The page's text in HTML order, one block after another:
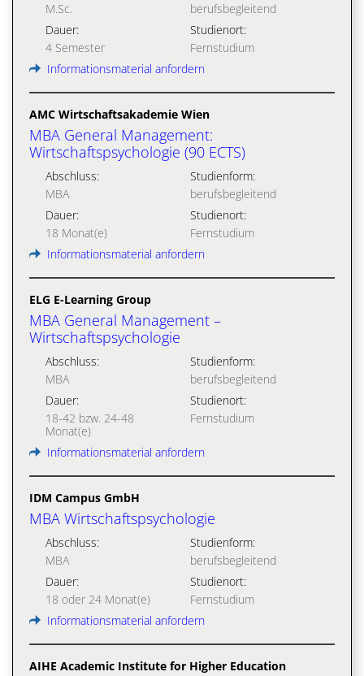
M.Sc.
berufsbegleitend
Dauer:
4 Semester
Studienort:
Fernstudium
Informationsmaterial anfordern
AMC Wirtschaftsakademie Wien
MBA General Management:
Wirtschaftspsychologie (90 ECTS)
Abschluss:
MBA
Studienform:
berufsbegleitend
Dauer:
18 Monat(e)
Studienort:
Fernstudium
Informationsmaterial anfordern
ELG E-Learning Group
MBA General Management –
Wirtschaftspsychologie
Abschluss:
MBA
Studienform:
berufsbegleitend
Dauer:
18-42 bzw. 24-48
Monat(e)
Studienort:
Fernstudium
Informationsmaterial anfordern
IDM Campus GmbH
MBA Wirtschaftspsychologie
Abschluss:
MBA
Studienform:
berufsbegleitend
Dauer:
18 oder 24 Monat(e)
Studienort:
Fernstudium
Informationsmaterial anfordern
AIHE Academic Institute for Higher Education